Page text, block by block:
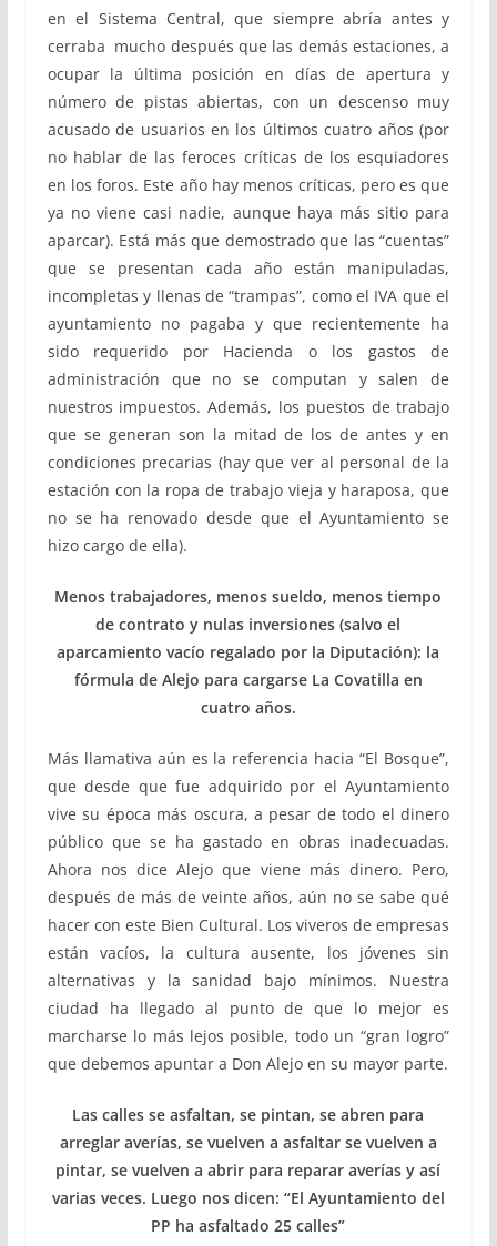
en el Sistema Central, que siempre abría antes y
cerraba mucho después que las demás estaciones, a
ocupar la última posición en días de apertura y
número de pistas abiertas, con un descenso muy
acusado de usuarios en los últimos cuatro años (por
no hablar de las feroces críticas de los esquiadores
en los foros. Este año hay menos críticas, pero es que
ya no viene casi nadie, aunque haya más sitio para
aparcar). Está más que demostrado que las “cuentas”
que se presentan cada año están manipuladas,
incompletas y llenas de “trampas”, como el IVA que el
ayuntamiento no pagaba y que recientemente ha
sido requerido por Hacienda o los gastos de
administración que no se computan y salen de
nuestros impuestos. Además, los puestos de trabajo
que se generan son la mitad de los de antes y en
condiciones precarias (hay que ver al personal de la
estación con la ropa de trabajo vieja y haraposa, que
no se ha renovado desde que el Ayuntamiento se
hizo cargo de ella).
Menos trabajadores, menos sueldo, menos tiempo
de contrato y nulas inversiones (salvo el
aparcamiento vacío regalado por la Diputación): la
fórmula de Alejo para cargarse La Covatilla en
cuatro años.
Más llamativa aún es la referencia hacia “El Bosque”,
que desde que fue adquirido por el Ayuntamiento
vive su época más oscura, a pesar de todo el dinero
público que se ha gastado en obras inadecuadas.
Ahora nos dice Alejo que viene más dinero. Pero,
después de más de veinte años, aún no se sabe qué
hacer con este Bien Cultural. Los viveros de empresas
están vacíos, la cultura ausente, los jóvenes sin
alternativas y la sanidad bajo mínimos. Nuestra
ciudad ha llegado al punto de que lo mejor es
marcharse lo más lejos posible, todo un “gran logro”
que debemos apuntar a Don Alejo en su mayor parte.
Las calles se asfaltan, se pintan, se abren para
arreglar averías, se vuelven a asfaltar se vuelven a
pintar, se vuelven a abrir para reparar averías y así
varias veces. Luego nos dicen: “El Ayuntamiento del
PP ha asfaltado 25 calles”